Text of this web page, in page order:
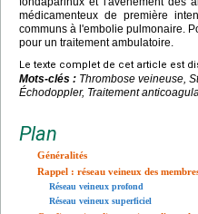
médicamenteux de première
communs à l'embolie pulmonaire.
pour un traitement ambulatoire.
Le texte complet de cet article est
Mots-clés : Thrombose veineuse,
Échodoppler, Traitement
Plan
Généralités
Rappel : réseau veineux des
Réseau veineux profond
Réseau veineux superficiel